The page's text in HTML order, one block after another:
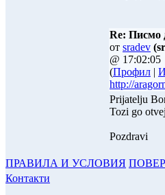
Re: Писмо
от sradev
@ 17:02:05
(Профил |
http://
Prijatelju
Tozi go
Pozdravi
ПРАВИЛА И УСЛОВИЯ
Контакти